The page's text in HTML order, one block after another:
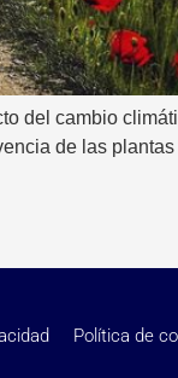
del cambio
de las
Política de